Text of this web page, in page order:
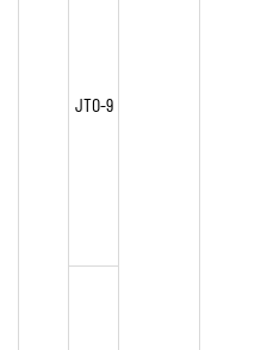
JTO-9